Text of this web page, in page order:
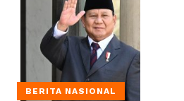
BERITA NASIONAL